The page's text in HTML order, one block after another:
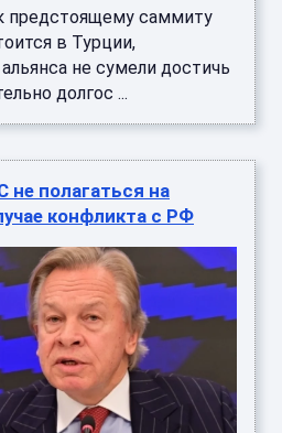
предстоящему саммиту
в Турции,
не сумели достичь
долгос ...
не полагаться на
конфликта с РФ